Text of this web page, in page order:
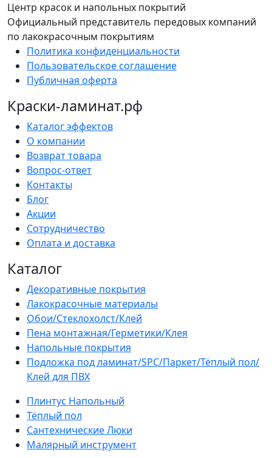
Центр красок и напольных покрытий
Официальный представитель передовых компаний
по лакокрасочным покрытиям
Политика конфиденциальности
Пользовательское соглашение
Публичная оферта
Краски-ламинат.рф
Каталог эффектов
О компании
Возврат товара
Вопрос-ответ
Контакты
Блог
Акции
Сотрудничество
Оплата и доставка
Каталог
Декоративные покрытия
Лакокрасочные материалы
Обои/Стеклохолст/Клей
Пена монтажная/Герметики/Клея
Напольные покрытия
Подложка под ламинат/SPC/Паркет/Тёплый пол/
Клей для ПВХ
Плинтус Напольный
Тёплый пол
Сантехнические Люки
Малярный инструмент